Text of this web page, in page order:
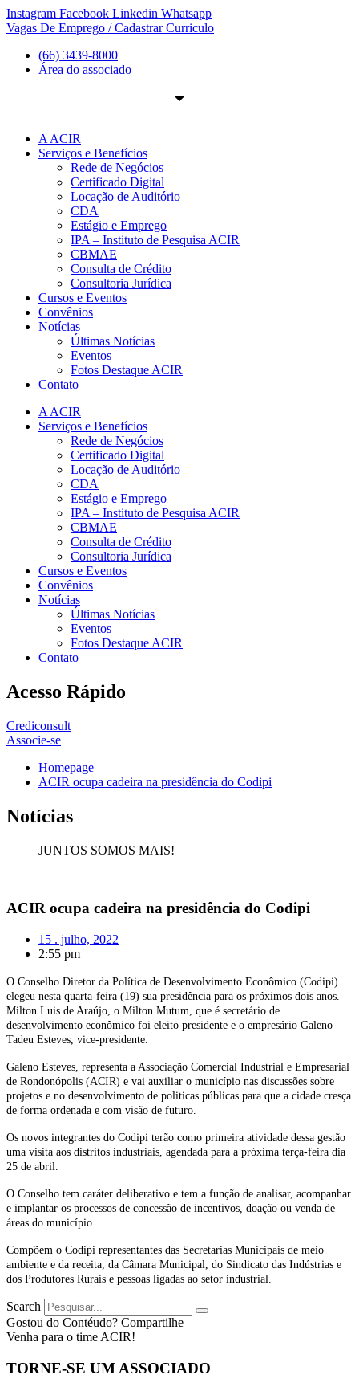
Ir
para
conteúdo
Instagram Facebook Linkedin Whatsapp
Vagas De Emprego / Cadastrar Curriculo
(66) 3439-8000
Área do associado
A ACIR
Serviços e Benefícios
Rede de Negócios
Certificado Digital
Locação de Auditório
CDA
Estágio e Emprego
IPA – Instituto de Pesquisa ACIR
CBMAE
Consulta de Crédito
Consultoria Jurídica
Cursos e Eventos
Convênios
Notícias
Últimas Notícias
Eventos
Fotos Destaque ACIR
Contato
A ACIR
Serviços e Benefícios
Rede de Negócios
Certificado Digital
Locação de Auditório
CDA
Estágio e Emprego
IPA – Instituto de Pesquisa ACIR
CBMAE
Consulta de Crédito
Consultoria Jurídica
Cursos e Eventos
Convênios
Notícias
Últimas Notícias
Eventos
Fotos Destaque ACIR
Contato
Acesso Rápido
Crediconsult
Associe-se
Homepage
ACIR ocupa cadeira na presidência do Codipi
Notícias
JUNTOS SOMOS MAIS!
ACIR ocupa cadeira na presidência do Codipi
15 . julho, 2022
2:55 pm
O Conselho Diretor da Política de Desenvolvimento Econômico (Codipi)
elegeu nesta quarta-feira (19) sua presidência para os próximos dois anos.
Milton Luis de Araújo, o Milton Mutum, que é secretário de
desenvolvimento econômico foi eleito presidente e o empresário Galeno
Tadeu Esteves, vice-presidente.
Galeno Esteves, representa a Associação Comercial Industrial e Empresarial
de Rondonópolis (ACIR) e vai auxiliar o município nas discussões sobre
projetos e no desenvolvimento de politicas públicas para que a cidade cresça
de forma ordenada e com visão de futuro.
Os novos integrantes do Codipi terão como primeira atividade dessa gestão
uma visita aos distritos industriais, agendada para a próxima terça-feira dia
25 de abril.
O Conselho tem caráter deliberativo e tem a função de analisar, acompanhar
e implantar os processos de concessão de incentivos, doação ou venda de
áreas do município.
Compõem o Codipi representantes das Secretarias Municipais de meio
ambiente e da receita, da Câmara Municipal, do Sindicato das Indústrias e
dos Produtores Rurais e pessoas ligadas ao setor industrial.
Search
Gostou do Contéudo? Compartilhe
Venha para o time ACIR!
TORNE-SE UM ASSOCIADO